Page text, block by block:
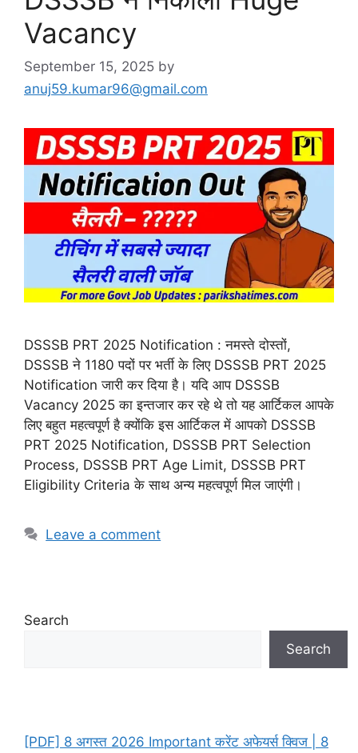
Vacancy
September 15, 2025 by
anuj59.kumar96@gmail.com
DSSSB PRT 2025 Notification : नमस्ते दोस्तों,
DSSSB ने 1180 पदों पर भर्ती के लिए DSSSB PRT 2025
Notification जारी कर दिया है। यदि आप DSSSB
Vacancy 2025 का इन्तजार कर रहे थे तो यह आर्टिकल आपके
लिए बहुत महत्वपूर्ण है क्योंकि इस आर्टिकल में आपको DSSSB
PRT 2025 Notification, DSSSB PRT Selection
Process, DSSSB PRT Age Limit, DSSSB PRT
Eligibility Criteria के साथ अन्य महत्वपूर्ण मिल जाएंगी।
Leave a comment
Search
Search
[PDF] 8 अगस्त 2026 Important करेंट अफेयर्स क्विज | 8